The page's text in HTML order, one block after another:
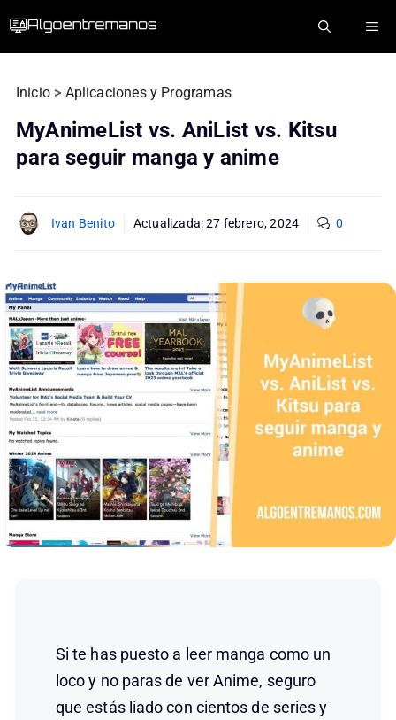
Inicio > Aplicaciones y Programas
MyAnimeList vs. AniList vs. Kitsu
para seguir manga y anime
Ivan Benito Actualizada:27 febrero, 2024 0
Si te has puesto a leer manga como un
loco y no paras de ver Anime, seguro
que estás liado con cientos de series y